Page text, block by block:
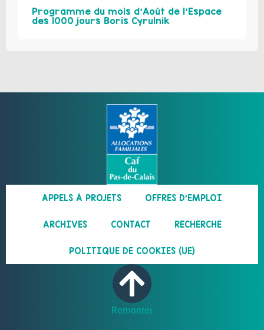
Programme du mois d’Août de l’Espace
des 1000 jours Boris Cyrulnik
APPELS À PROJETS OFFRES D’EMPLOI
ARCHIVES CONTACT RECHERCHE
POLITIQUE DE COOKIES (UE)
Remonter